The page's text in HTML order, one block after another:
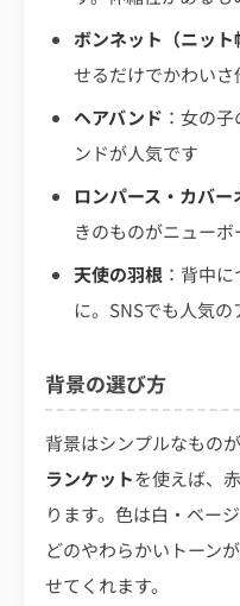
ボンネット（ニット
せるだけでかわいさ
ヘアバンド ：女の
ンドが人気です
ロンパース・カバー
きのものがニューボ
天使の羽根 ：背中
に。SNSでも人気の
背景の選び方
背景はシンプルなもの
ランケットを使えば、
ります。色は白・ベー
どのやわらかいトーン
せてくれます。